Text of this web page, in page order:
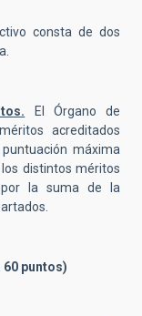
consta de dos
El Órgano de
acreditados
máxima
distintos méritos
la suma de la
puntos)